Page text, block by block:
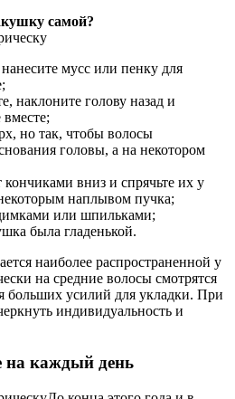
самой?
мусс или пенку для
наклоните голову назад и
но так, чтобы волосы
головы, а на некотором
кончиками вниз и спрячьте их у
наплывом пучка;
или шпильками;
была гладенькой.
наиболее распространенной у
на средние волосы смотрятся
больших усилий для укладки. При
индивидуальность и
на каждый день